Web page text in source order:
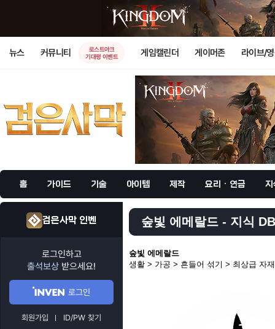
뉴스 커뮤니티
로스트아크
기대평 이벤트
게임캘린더 게이머존 라이브/
홈 가이드 기술 아이템 제작 요리 · 연금 지
검은사막 인벤
로그인하고
출석보상 받으세요!
로그인
회원가입 ID/PW 찾기
숲빛 에메랄드 - 지식 DB
숲빛 에메랄드
생활 > 가공 > 흔들어 섞기 > 최상급 자재